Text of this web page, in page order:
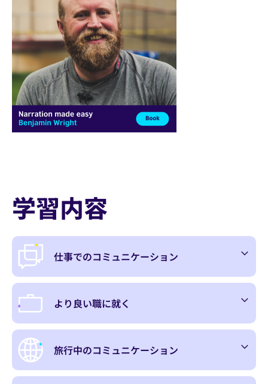
学習内容
仕事でのコミュニケーション
より良い職に就く
旅行中のコミュニケーション